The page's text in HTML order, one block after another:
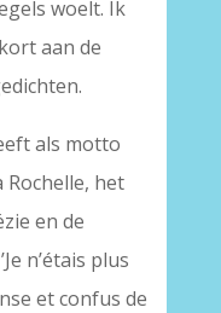
woelt. Ik
aan de
als motto
Rochelle, het
en de
n’étais plus
et confus de